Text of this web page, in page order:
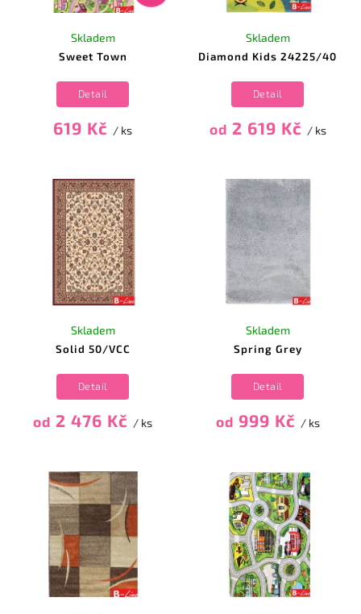
Sweet Town
Skladem
619 Kč / ks
Detail
Diamond Kids 24225/40
Skladem
od 2 619 Kč / ks
Detail
Solid 50/VCC
Skladem
od 2 476 Kč / ks
Detail
Spring Grey
Skladem
od 999 Kč / ks
Detail